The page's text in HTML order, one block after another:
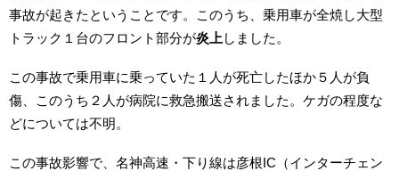
事故が起きたということです。このうち、乗用車が全焼し大型
トラック１台のフロント部分が炎上 しました。
この事故で乗用車に乗っていた１人が死亡したほか５人が負
傷、このうち２人が病院に救急搬送されました。ケガの程度な
どについては不明。
この事故影響で、名神高速・下り線は彦根IC（インターチェン